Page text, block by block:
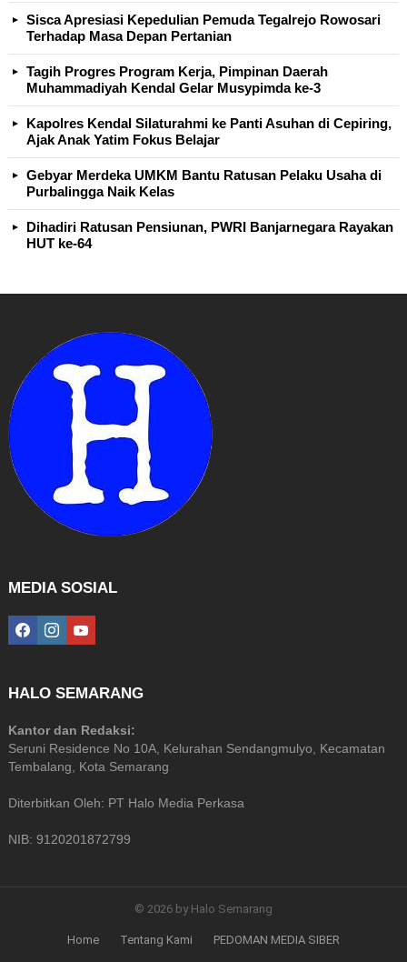
Sisca Apresiasi Kepedulian Pemuda Tegalrejo Rowosari
Terhadap Masa Depan Pertanian
Tagih Progres Program Kerja, Pimpinan Daerah
Muhammadiyah Kendal Gelar Musypimda ke-3
Kapolres Kendal Silaturahmi ke Panti Asuhan di Cepiring,
Ajak Anak Yatim Fokus Belajar
Gebyar Merdeka UMKM Bantu Ratusan Pelaku Usaha di
Purbalingga Naik Kelas
Dihadiri Ratusan Pensiunan, PWRI Banjarnegara Rayakan
HUT ke-64
MEDIA SOSIAL
facebookinstagramyoutube
HALO SEMARANG
Kantor dan Redaksi:
Seruni Residence No 10A, Kelurahan Sendangmulyo, Kecamatan
Tembalang, Kota Semarang
Diterbitkan Oleh: PT Halo Media Perkasa
NIB: 9120201872799
© 2026 by Halo Semarang
Home Tentang Kami PEDOMAN MEDIA SIBER